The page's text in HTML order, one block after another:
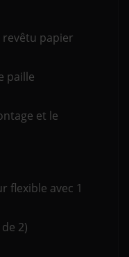
papier
paille
et le
flexible avec 1
2)